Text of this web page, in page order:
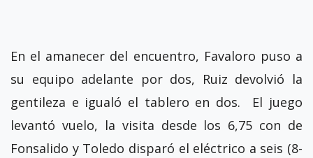
En el amanecer del encuentro, Favaloro puso a
su equipo adelante por dos, Ruiz devolvió la
gentileza e igualó el tablero en dos. El juego
levantó vuelo, la visita desde los 6,75 con de
Fonsalido y Toledo disparó el eléctrico a seis (8-